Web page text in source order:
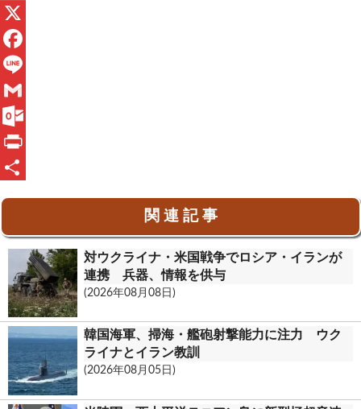
X
F
a
c
e
b
L
n
e
G
m
a
O
u
.
m
P
関 連 記 事
対ウクライナ・米国戦争でロシア・イランが
連携 兵器、情報を供与
(2026年08月08日)
韓国海軍、掃海・艦砲射撃能力に注力 ウク
ライナとイラン教訓
(2026年08月05日)